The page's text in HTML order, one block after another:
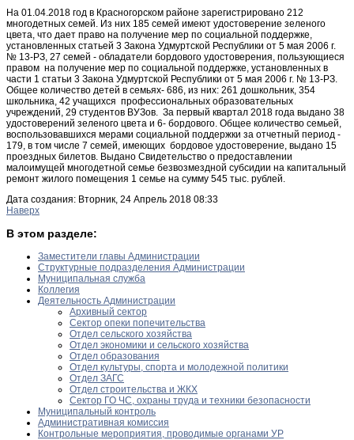
На 01.04.2018 год в Красногорском районе зарегистрировано 212
многодетных семей. Из них 185 семей имеют удостоверение зеленого
цвета, что дает право на получение мер по социальной поддержке,
установленных статьей 3 Закона Удмуртской Республики от 5 мая 2006 г.
№ 13-РЗ, 27 семей - обладатели бордового удостоверения, пользующиеся
правом на получение мер по социальной поддержке, установленных в
части 1 статьи 3 Закона Удмуртской Республики от 5 мая 2006 г. № 13-РЗ.
Общее количество детей в семьях- 686, из них: 261 дошкольник, 354
школьника, 42 учащихся профессиональных образовательных
учреждений, 29 студентов ВУЗов. За первый квартал 2018 года выдано 38
удостоверений зеленого цвета и 6- бордового. Общее количество семьей,
воспользовавшихся мерами социальной поддержки за отчетный период -
179, в том числе 7 семей, имеющих бордовое удостоверение, выдано 15
проездных билетов. Выдано Свидетельство о предоставлении
малоимущей многодетной семье безвозмездной субсидии на капитальный
ремонт жилого помещения 1 семье на сумму 545 тыс. рублей.
Дата создания: Вторник, 24 Апрель 2018 08:33
Наверх
В этом разделе:
Заместители главы Администрации
Структурные подразделения Администрации
Муниципальная служба
Коллегия
Деятельность Администрации
Архивный сектор
Сектор опеки попечительства
Отдел сельского хозяйства
Отдел экономики и сельского хозяйства
Отдел образования
Отдел культуры, спорта и молодежной политики
Отдел ЗАГС
Отдел строительства и ЖКХ
Сектор ГО ЧС, охраны труда и техники безопасности
Муниципальный контроль
Административная комиссия
Контрольные мероприятия, проводимые органами УР